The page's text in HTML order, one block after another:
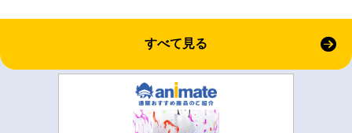
すべて見る